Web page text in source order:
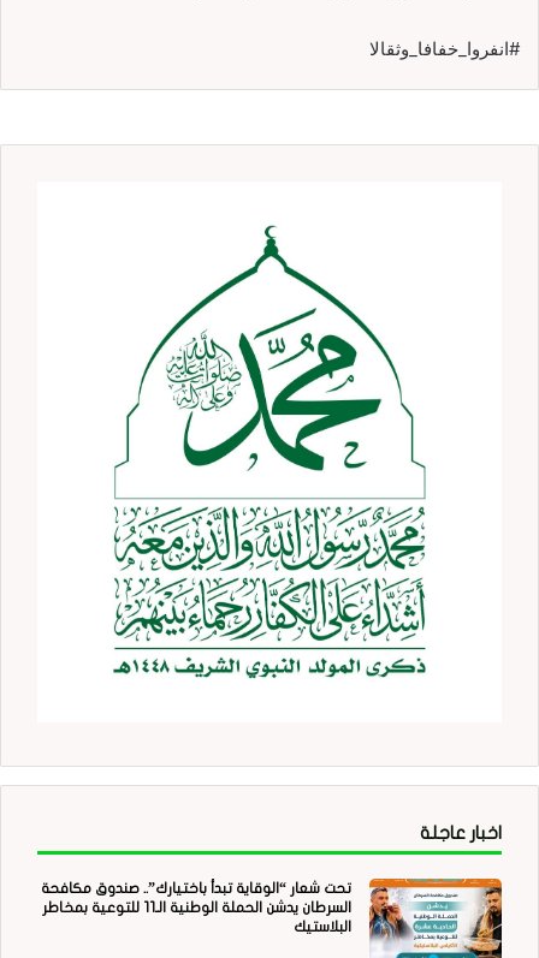
#انفروا_خفافا_وثقالا
اخبار عاجلة
تحت شعار “الوقاية تبدأ باختيارك”.. صندوق مكافحة
السرطان يدشن الحملة الوطنية الـ11 للتوعية بمخاطر
البلاستيك